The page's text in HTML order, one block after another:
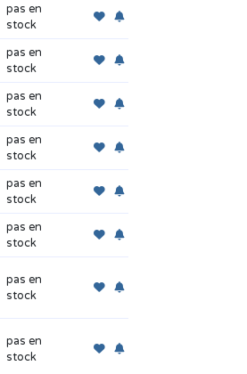
pas en
stock
pas en
stock
pas en
stock
pas en
stock
pas en
stock
pas en
stock
pas en
stock
pas en
stock